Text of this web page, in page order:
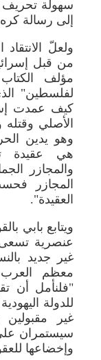
سهولة تحريف
إلى رسالة
ولعلّ
من قبل
مؤلف
كيف عمدت
وهو يدين
هي عقيدة
والمجازر
المجازر
العقيدة".
ويتابع بابي
عنصرية
غير جديد
معظم العرب
"فلنأمل أن
للدولة
غير مقبولين
سيستمران
وإخضاعها